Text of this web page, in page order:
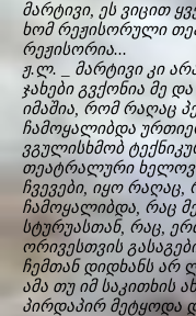
მარტივი, ეს ვიცით
ხომ რეჟისორული
რეჟისორია...
ჟ.ლ. _ მარტივი კი
ჯახები გვქონია მე
იმაშია, რომ რაღაც
ჩამოყალიბდა
ვგულისხმობ
თეატრალური
ჩვევები, იყო რაღაც,
ჩამოყალიბდა, რაც
სტურუასთან, რაც,
ორივესთვის
ჩემთან დიდხანს არ
ამა თუ იმ საკითხის
პირდაპირ მეტყოდა